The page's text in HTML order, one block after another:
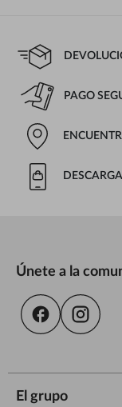
PAGO
Únete a la
El grupo